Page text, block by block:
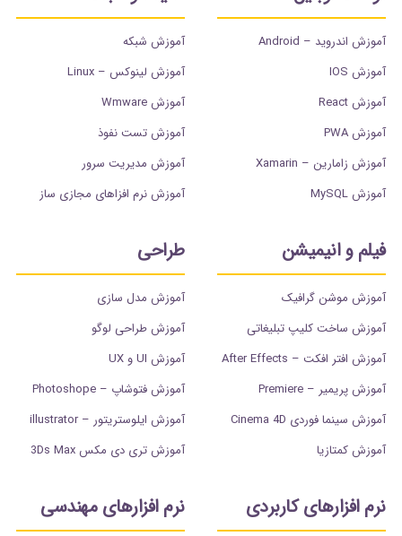
آموزش اندروید – Android
آموزش IOS
آموزش React
آموزش PWA
آموزش زامارین – Xamarin
آموزش MySQL
آموزش شبکه
آموزش لینوکس – Linux
آموزش Wmware
آموزش تست نفوذ
آموزش مدیریت سرور
آموزش نرم افزاهای مجازی ساز
فیلم و انیمیشن
آموزش موشن گرافیک
آموزش ساخت کلیپ تبلیغاتی
آموزش افتر افکت – After Effects
آموزش پریمیر – Premiere
آموزش سینما فوردی Cinema 4D
آموزش کمتازیا
طراحی
آموزش مدل سازی
آموزش طراحی لوگو
آموزش UI و UX
آموزش فتوشاپ – Photoshope
آموزش ایلوستریتور – illustrator
آموزش تری دی مکس 3Ds Max
نرم افزارهای کاربردی نرم افزارهای مهندسی